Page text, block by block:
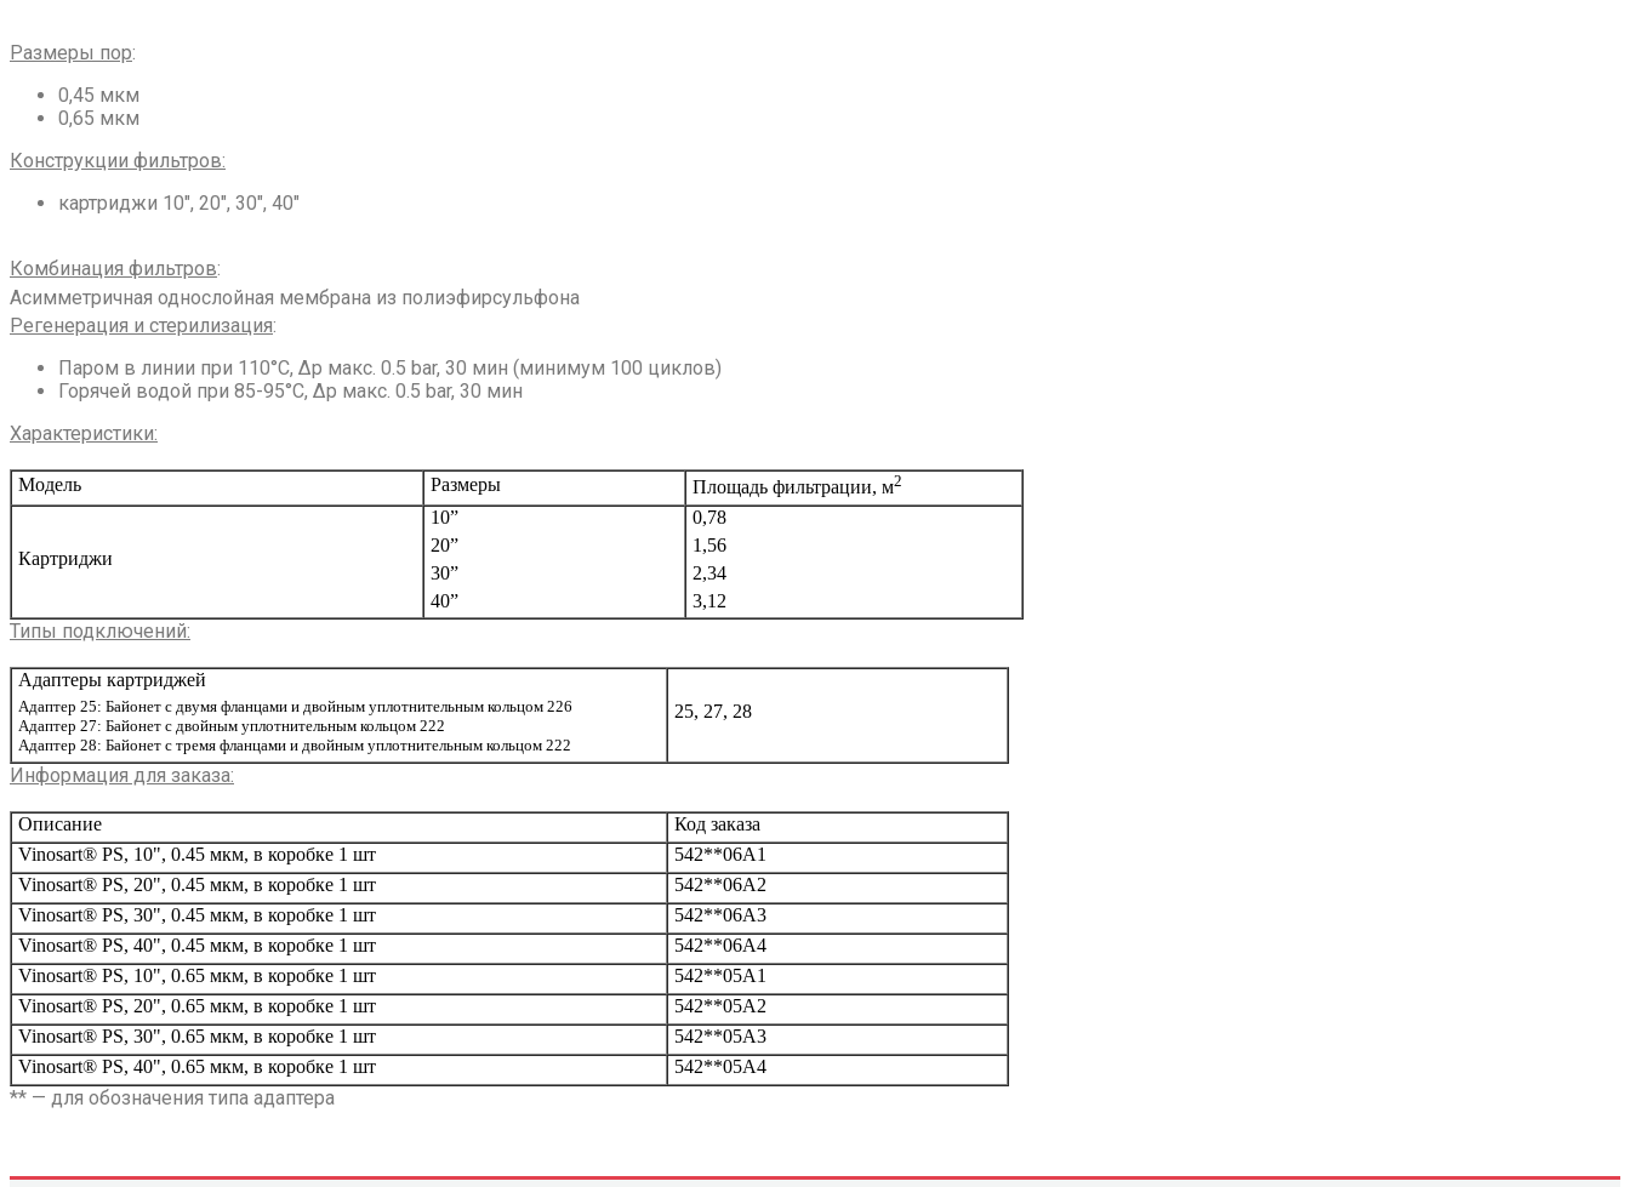
Размеры пор:
0,45 мкм
0,65 мкм
Конструкции фильтров:
картриджи 10″, 20″, 30″, 40″
Комбинация фильтров:
Асимметричная однослойная мембрана из полиэфирсульфона
Регенерация и стерилизация:
Паром в линии при 110°С, Δp макс. 0.5 bar, 30 мин (минимум 100 циклов)
Горячей водой при 85-95°С, Δp макс. 0.5 bar, 30 мин
Характеристики:
Модель Размеры Площадь фильтрации, м2
Картриджи
10”
20”
30”
40”
0,78
1,56
2,34
3,12
Типы подключений:
Адаптеры картриджей
Адаптер 25: Байонет с двумя фланцами и двойным уплотнительным кольцом 226
Адаптер 27: Байонет с двойным уплотнительным кольцом 222
Адаптер 28: Байонет с тремя фланцами и двойным уплотнительным кольцом 222
25, 27, 28
Информация для заказа:
Описание
Код заказа
Vinosart® PS, 10", 0.45 мкм, в коробке 1 шт
542**06А1
Vinosart® PS, 20", 0.45 мкм, в коробке 1 шт
542**06А2
Vinosart® PS, 30", 0.45 мкм, в коробке 1 шт
542**06А3
Vinosart® PS, 40", 0.45 мкм, в коробке 1 шт
542**06А4
Vinosart® PS, 10", 0.65 мкм, в коробке 1 шт
542**05А1
Vinosart® PS, 20", 0.65 мкм, в коробке 1 шт
542**05А2
Vinosart® PS, 30", 0.65 мкм, в коробке 1 шт
542**05А3
Vinosart® PS, 40", 0.65 мкм, в коробке 1 шт
542**05А4
** — для обозначения типа адаптера